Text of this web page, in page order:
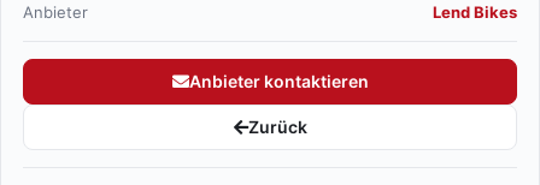
Anbieter
Lend Bikes
Anbieter kontaktieren
Zurück